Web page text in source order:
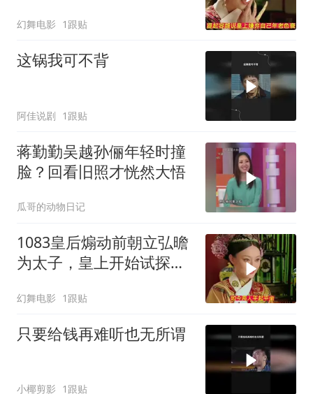
幻舞电影 1跟贴
这锅我可不背
阿佳说剧 1跟贴
蒋勤勤吴越孙俪年轻时撞
脸？回看旧照才恍然大悟
瓜哥的动物日记
1083皇后煽动前朝立弘曕
为太子，皇上开始试探甄
幻舞电影 1跟贴
只要给钱再难听也无所谓
小椰剪影 1跟贴